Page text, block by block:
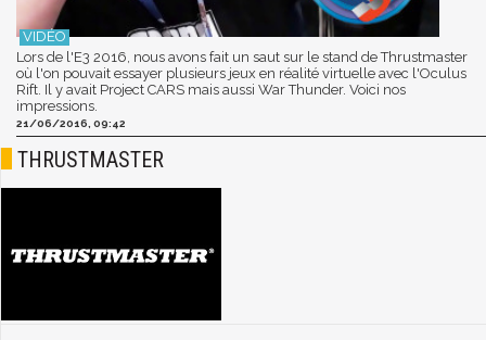
Lors de l'E3 2016, nous avons fait un saut sur le stand de Thrustmaster
où l'on pouvait essayer plusieurs jeux en réalité virtuelle avec l'Oculus
Rift. Il y avait Project CARS mais aussi War Thunder. Voici nos
impressions.
21/06/2016, 09:42
THRUSTMASTER